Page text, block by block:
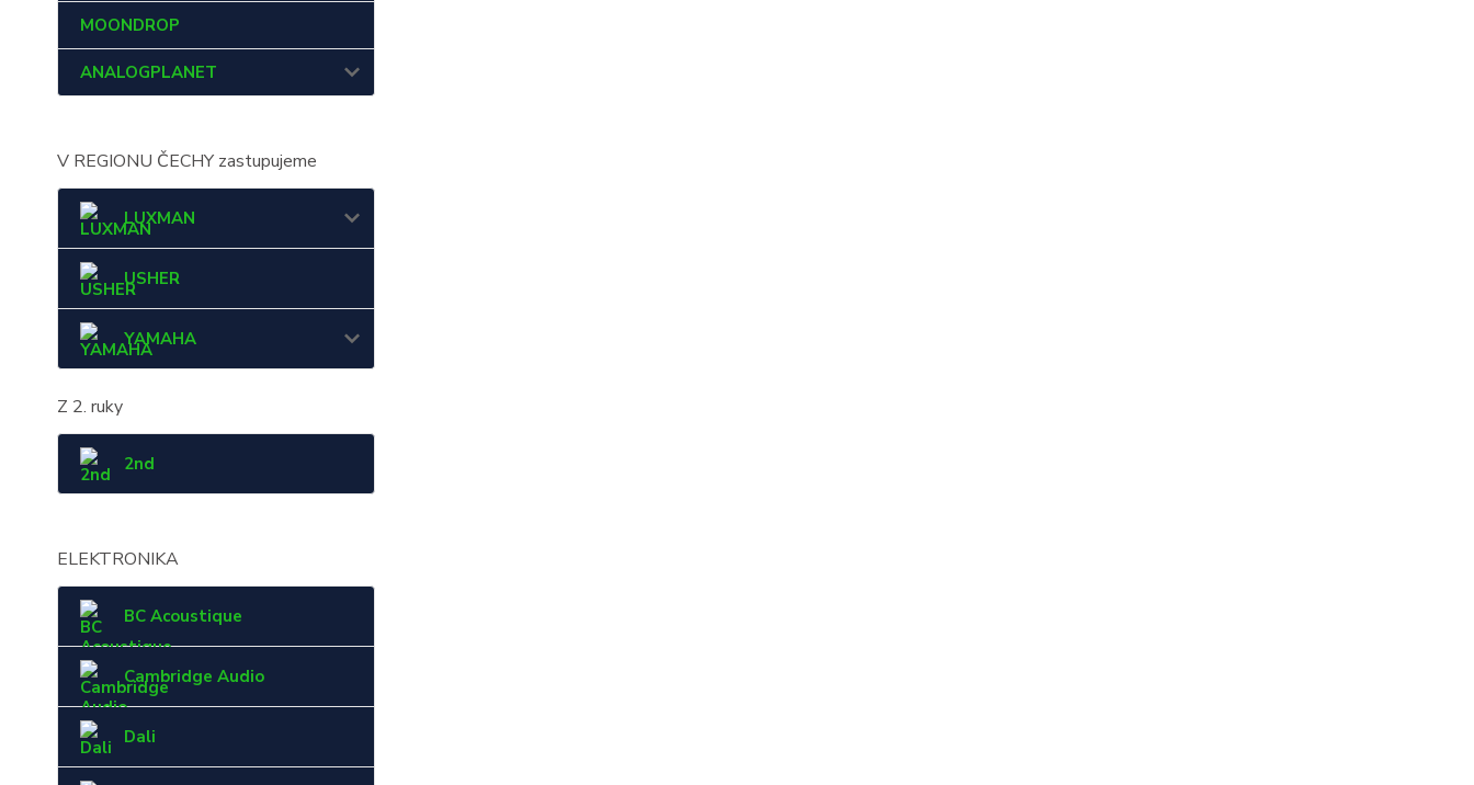
MOONDROP
ANALOGPLANET
V REGIONU ČECHY zastupujeme
LUXMAN
USHER
YAMAHA
Z 2. ruky
2nd
ELEKTRONIKA
BC Acoustique
Cambridge Audio
Dali